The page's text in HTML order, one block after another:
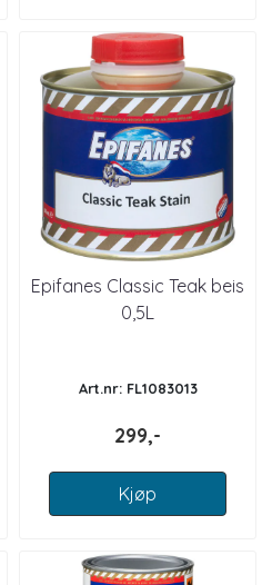
Epifanes Classic Teak beis
0,5L
Art.nr: FL1083013
299,-
Kjøp